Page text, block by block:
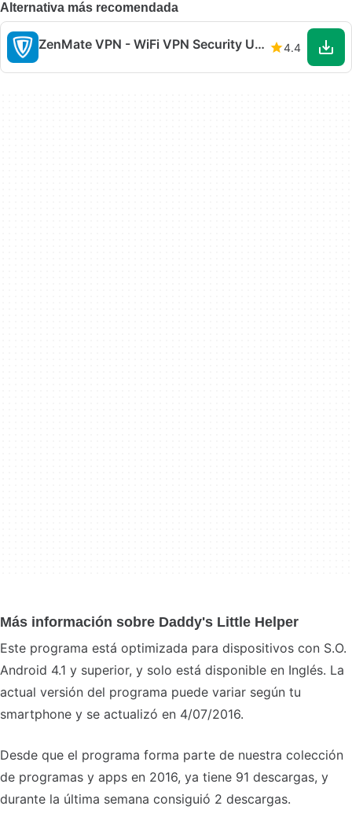
Alternativa más recomendada
ZenMate VPN - WiFi VPN Security Unblock 4.4
Más información sobre Daddy's Little Helper
Este programa está optimizada para dispositivos con S.O.
Android 4.1 y superior, y solo está disponible en Inglés. La
actual versión del programa puede variar según tu
smartphone y se actualizó en 4/07/2016.
Desde que el programa forma parte de nuestra colección
de programas y apps en 2016, ya tiene 91 descargas, y
durante la última semana consiguió 2 descargas.